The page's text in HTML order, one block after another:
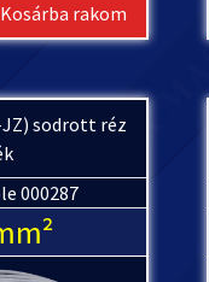
Kosárba rakom
JZ) sodrott réz
000287